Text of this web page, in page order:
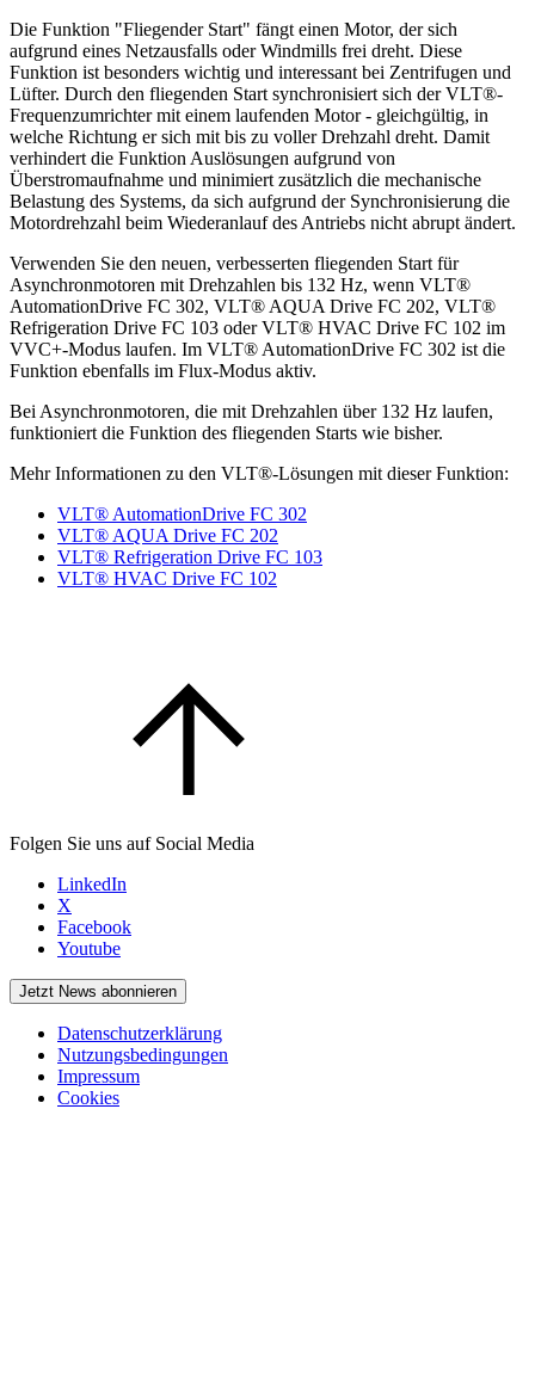
Die Funktion "Fliegender Start" fängt einen Motor, der sich
aufgrund eines Netzausfalls oder Windmills frei dreht. Diese
Funktion ist besonders wichtig und interessant bei Zentrifugen und
Lüfter. Durch den fliegenden Start synchronisiert sich der VLT®-
Frequenzumrichter mit einem laufenden Motor - gleichgültig, in
welche Richtung er sich mit bis zu voller Drehzahl dreht. Damit
verhindert die Funktion Auslösungen aufgrund von
Überstromaufnahme und minimiert zusätzlich die mechanische
Belastung des Systems, da sich aufgrund der Synchronisierung die
Motordrehzahl beim Wiederanlauf des Antriebs nicht abrupt ändert.
Verwenden Sie den neuen, verbesserten fliegenden Start für
Asynchronmotoren mit Drehzahlen bis 132 Hz, wenn VLT®
AutomationDrive FC 302, VLT® AQUA Drive FC 202, VLT®
Refrigeration Drive FC 103 oder VLT® HVAC Drive FC 102 im
VVC+-Modus laufen. Im VLT® AutomationDrive FC 302 ist die
Funktion ebenfalls im Flux-Modus aktiv.
Bei Asynchronmotoren, die mit Drehzahlen über 132 Hz laufen,
funktioniert die Funktion des fliegenden Starts wie bisher.
Mehr Informationen zu den VLT®-Lösungen mit dieser Funktion:
VLT® AutomationDrive FC 302
VLT® AQUA Drive FC 202
VLT® Refrigeration Drive FC 103
VLT® HVAC Drive FC 102
Folgen Sie uns auf Social Media
LinkedIn
X
Facebook
Youtube
Jetzt News abonnieren
Datenschutzerklärung
Nutzungsbedingungen
Impressum
Cookies